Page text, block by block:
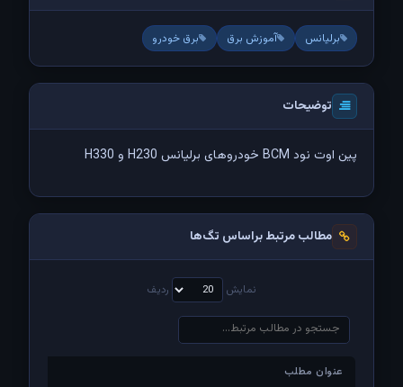
برلیانس آموزش برق برق خودرو
توضیحات
پین اوت نود BCM خودروهای برلیانس H230 و H330
مطالب مرتبط براساس تگ‌ها
نمایش ردیف
عنوان مطلب